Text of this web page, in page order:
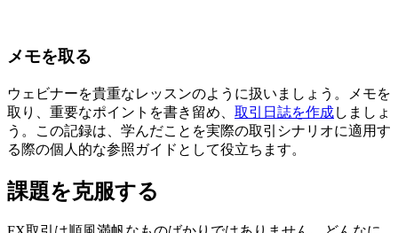
メモを取る
ウェビナーを貴重なレッスンのように扱いましょう。メモを
取り、重要なポイントを書き留め、 取引日誌を作成しましょ
う。この記録は、学んだことを実際の取引シナリオに適用す
る際の個人的な参照ガイドとして役立ちます。
課題を克服する